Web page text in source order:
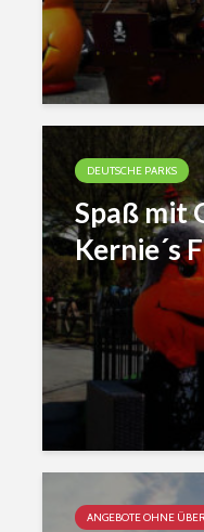
DEUTSCHE PARKS
Spaß mit
Kernie´s
ANGEBOTE OHNE